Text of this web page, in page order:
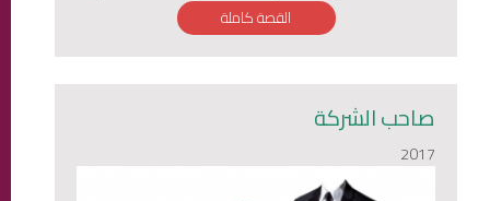
القصة كاملة
صاحب الشركة
2017